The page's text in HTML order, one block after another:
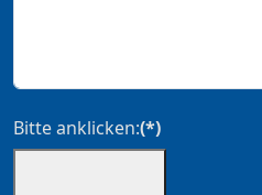
Bitte anklicken:(*)